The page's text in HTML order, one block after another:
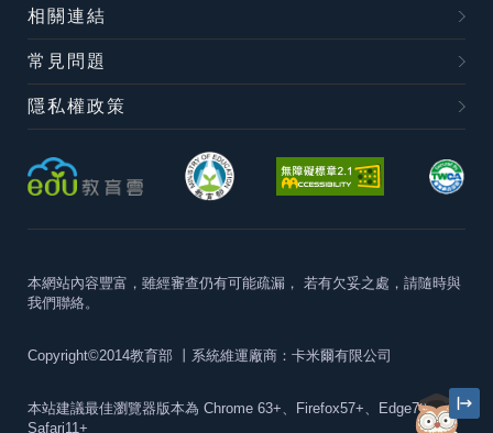
相關連結
常見問題
隱私權政策
本網站內容豐富，雖經審查仍有可能疏漏， 若有欠妥之處，請隨時與
我們聯絡。
Copyright©2014教育部 丨系統維運廠商：卡米爾有限公司
本站建議最佳瀏覽器版本為 Chrome 63+、Firefox57+、Edge79+及
Safari11+